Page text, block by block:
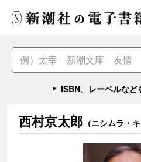
ISBN、レーベルなど
西村京太郎 （ニシムラ・